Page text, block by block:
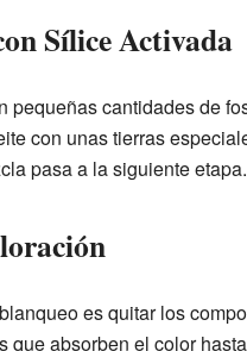
Sílice Activada
pequeñas cantidades de
con unas tierras
pasa a la siguiente etapa.
es quitar los
que absorben el color